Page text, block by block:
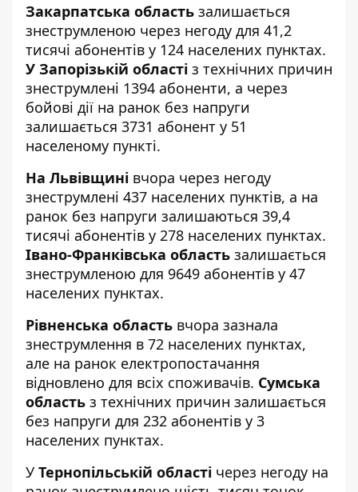
Закарпатська область залишається
знеструмленою через негоду для 41,2
тисячі абонентів у 124 населених пунктах.
У Запорізькій області з технічних причин
знеструмлені 1394 абоненти, а через
бойові дії на ранок без напруги
залишається 3731 абонент у 51
населеному пункті.
На Львівщині вчора через негоду
знеструмлені 437 населених пунктів, а на
ранок без напруги залишаються 39,4
тисячі абонентів у 278 населених пунктах.
Івано-Франківська область залишається
знеструмленою для 9649 абонентів у 47
населених пунктах.
Рівненська область вчора зазнала
знеструмлення в 72 населених пунктах,
але на ранок електропостачання
відновлено для всіх споживачів. Сумська
область з технічних причин залишається
без напруги для 232 абонентів у 3
населених пунктах.
У Тернопільській області через негоду на